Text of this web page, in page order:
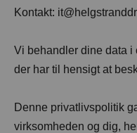
Kontakt:
Vi behandler dine data i
der har til hensigt at
Denne privatlivspolitik
virksomheden og dig,